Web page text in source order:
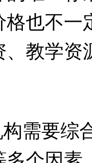
也不一
、教学资
需要综